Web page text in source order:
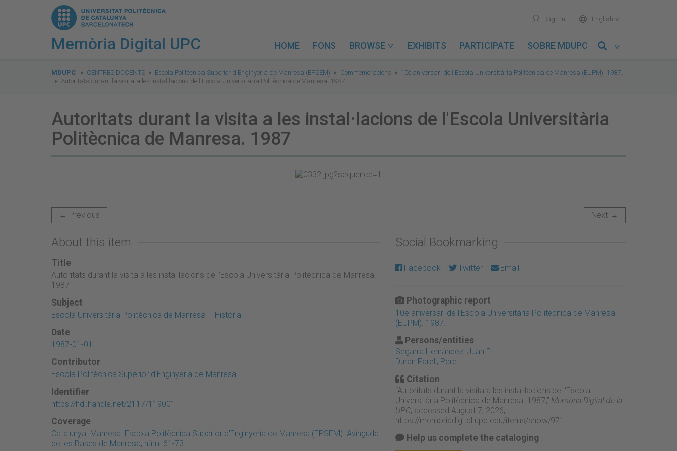
Memòria Digital UPC
user Sign in world English 
HOME FONS BROWSE  EXHIBITS PARTICIPATE SOBRE MDUPC 
are
here:
MDUPC CENTRES DOCENTS Escola Politècnica Superior d'Enginyeria de Manresa (EPSEM) Commemoracions
10è aniversari de l'Escola Universitària Politècnica de Manresa (EUPM). 1987.
Autoritats durant la visita a les instal·lacions de l'Escola Universitària Politècnica de Manresa. 1987
Autoritats durant la visita a les instal·lacions de l'Escola Universitària
Politècnica de Manresa. 1987
← Previous Next →
About this item
Title
Autoritats durant la visita a les instal·lacions de l'Escola Universitària Politècnica de Manresa.
1987
Subject
Escola Universitària Politècnica de Manresa -- Història
Date
1987-01-01
Contributor
Escola Politècnica Superior d'Enginyeria de Manresa
Identifier
https://hdl.handle.net/2117/119001
Coverage
Catalunya. Manresa. Escola Politècnica Superior d'Enginyeria de Manresa (EPSEM). Avinguda
de les Bases de Manresa, núm. 61-73.
Social Bookmarking
Facebook Twitter Email
Photographic report
10è aniversari de l'Escola Universitària Politècnica de Manresa
(EUPM). 1987.
Persons/entities
Segarra Hernández, Juan E.
Duran Farell, Pere
Citation
“Autoritats durant la visita a les instal·lacions de l'Escola
Universitària Politècnica de Manresa. 1987,” Memòria Digital de la
UPC, accessed August 7, 2026,
https://memoriadigital.upc.edu/items/show/971
Help us complete the cataloging